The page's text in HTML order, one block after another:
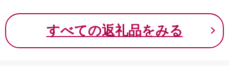
すべての返礼品をみる